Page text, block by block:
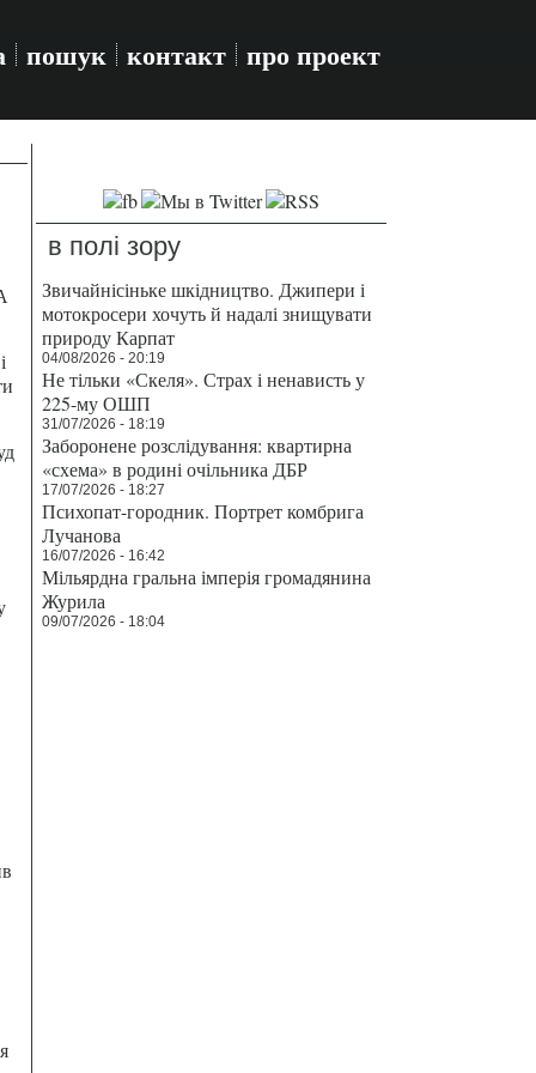
пошук контакт про проект
в полі зору
Звичайнісіньке шкідництво. Джипери і
мотокросери хочуть й надалі знищувати
природу Карпат
04/08/2026 - 20:19
Не тільки «Скеля». Страх і ненависть у
225-му ОШП
31/07/2026 - 18:19
Заборонене розслідування: квартирна
«схема» в родині очільника ДБР
17/07/2026 - 18:27
Психопат-городник. Портрет комбрига
Лучанова
16/07/2026 - 16:42
Мільярдна гральна імперія громадянина
Журила
09/07/2026 - 18:04